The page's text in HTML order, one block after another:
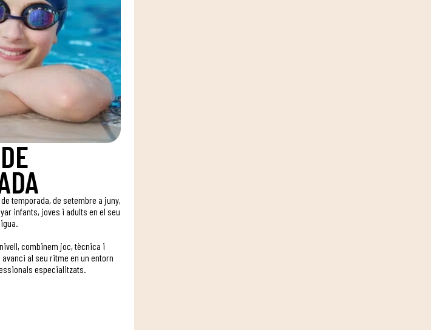
temporada, de setembre a juny,
infants, joves i adults en el seu
combinem joc, tècnica i
al seu ritme en un entorn
especialitzats.